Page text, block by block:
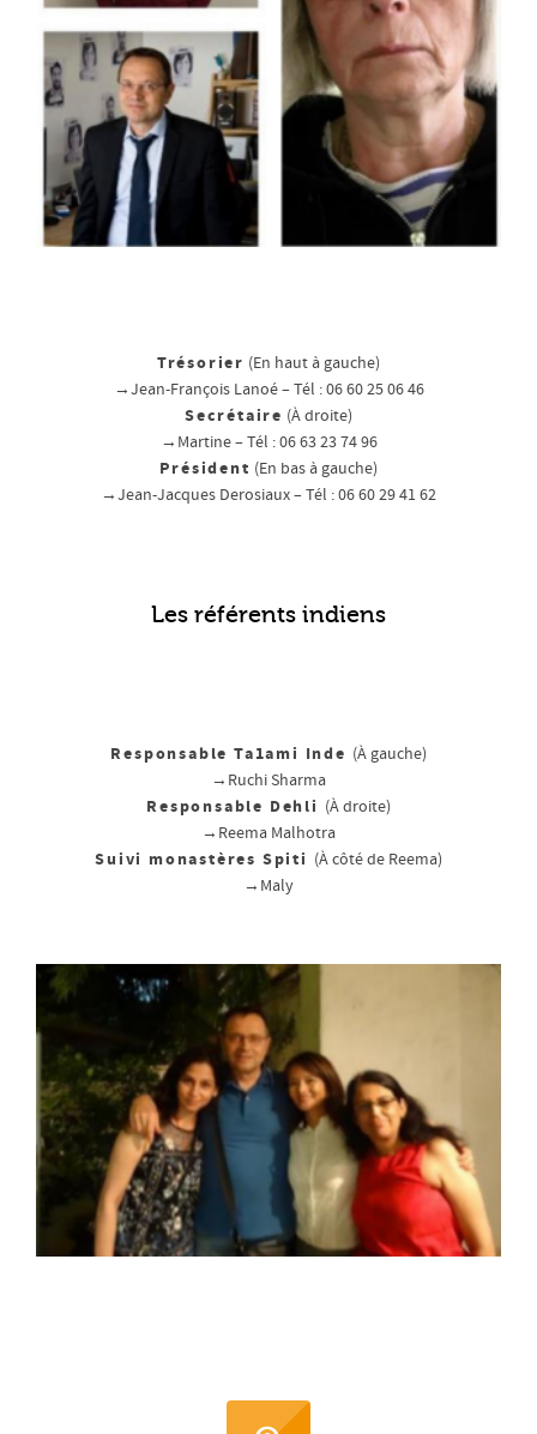
Trésorier (En haut à gauche)
→Jean-François Lanoé – Tél : 06 60 25 06 46
Secrétaire (À droite)
→Martine – Tél : 06 63 23 74 96
Président (En bas à gauche)
→Jean-Jacques Derosiaux – Tél : 06 60 29 41 62
Les référents indiens
Responsable Ta1ami Inde (À gauche)
→Ruchi Sharma
Responsable Dehli (À droite)
→Reema Malhotra
Suivi monastères Spiti (À côté de Reema)
→Maly